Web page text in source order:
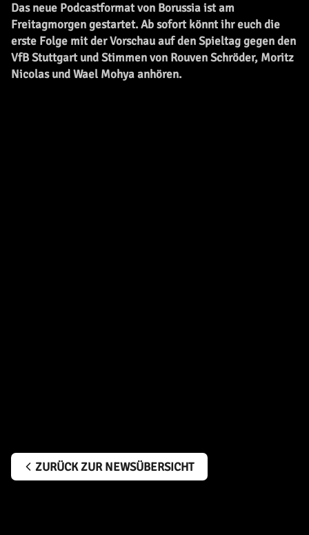
Das neue Podcastformat von Borussia ist am
Freitagmorgen gestartet. Ab sofort könnt ihr euch die
erste Folge mit der Vorschau auf den Spieltag gegen den
VfB Stuttgart und Stimmen von Rouven Schröder, Moritz
Nicolas und Wael Mohya anhören.
ZURÜCK ZUR NEWSÜBERSICHT